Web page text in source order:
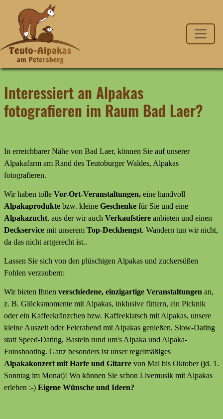
Interessiert an Alpakas
fotografieren im Raum Bad Laer?
In erreichbarer Nähe von Bad Laer, können Sie auf unserer
Alpakafarm am Rand des Teutoburger Waldes, Alpakas
fotografieren.
Wir haben tolle Vor-Ort-Veranstaltungen, eine handvoll
Alpakaprodukte bzw. kleine Geschenke für Sie und eine
Alpakazucht, aus der wir auch Verkaufstiere anbieten und einen
Deckservice mit unserem Top-Deckhengst. Wandern tun wir nicht,
da das nicht artgerecht ist..
Lassen Sie sich von den plüschigen Alpakas und zuckersüßen
Fohlen verzaubern:
Wir bieten Ihnen verschiedene, einzigartige Veranstaltungen an,
z. B. Glücksmomente mit Alpakas, inklusive füttern, ein Picknik
oder ein Kaffeekränzchen bzw. Kaffeeklatsch mit Alpakas, unsere
kleine Auszeit oder Feierabend mit Alpakas genießen, Slow-Dating
statt Speed-Dating, Basteln rund um's Alpaka und Alpaka-
Fotoshooting. Ganz besonders ist unser regelmäßiges
Alpakakonzert mit Harfe und Gitarre von Mai bis Oktober (jd. 1.
Sonntag im Monat)! Wo können Sie schon Livemusik mit Alpakas
erleben :-) Eigene Wünsche und Ideen?